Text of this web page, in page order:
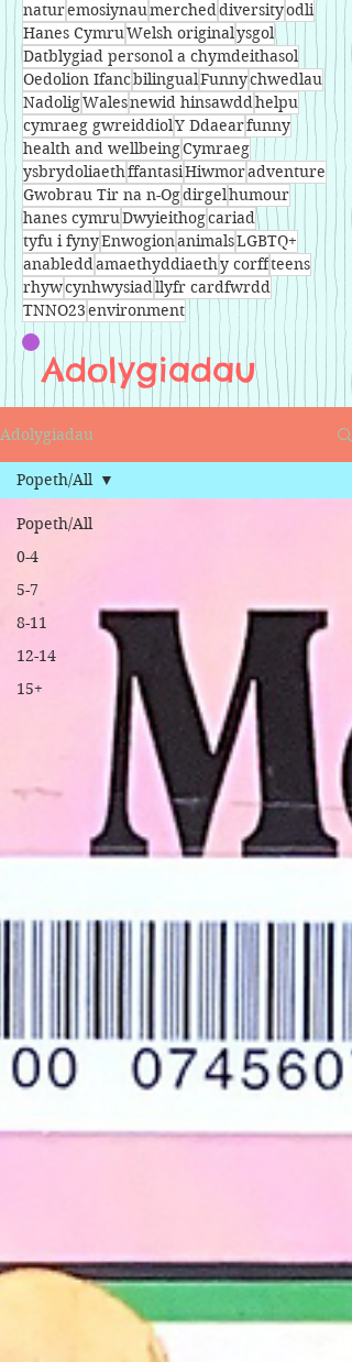
naturemosiynaumercheddiversityodli
Hanes CymruWelsh originalysgol
Datblygiad personol a chymdeithasol
Oedolion IfancbilingualFunnychwedlau
NadoligWalesnewid hinsawddhelpu
cymraeg gwreiddiolY Ddaearfunny
health and wellbeingCymraeg
ysbrydoliaethffantasiHiwmoradventure
Gwobrau Tir na n-Ogdirgelhumour
hanes cymruDwyieithogcariad
tyfu i fynyEnwogionanimalsLGBTQ+
anableddamaethyddiaethy corffteens
rhywcynhwysiadllyfr cardfwrdd
TNNO23environment
Adolygiadau
Adolygiadau
Popeth/All
0-4
5-7
8-11
12-14
15+
Popeth/All